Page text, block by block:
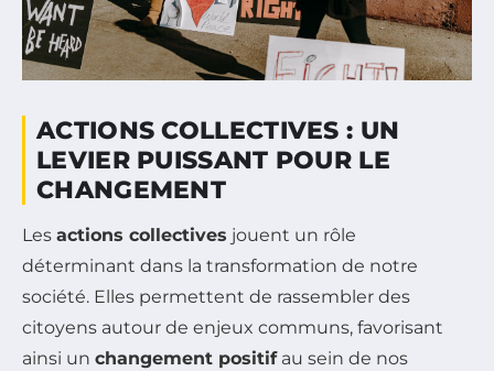
ACTIONS COLLECTIVES : UN
LEVIER PUISSANT POUR LE
CHANGEMENT
Les actions collectives jouent un rôle
déterminant dans la transformation de notre
société. Elles permettent de rassembler des
citoyens autour de enjeux communs, favorisant
ainsi un changement positifau sein de nos